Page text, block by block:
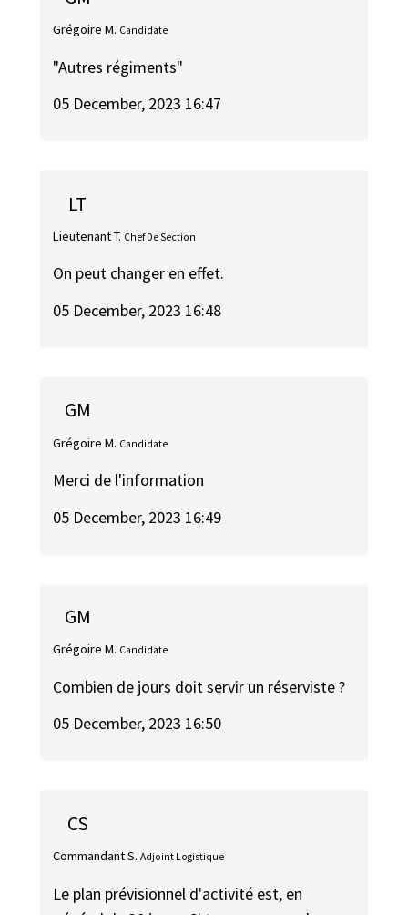
Grégoire M. Candidate
"Autres régiments"
05 December, 2023 16:47
LT
Lieutenant T. Chef De Section
On peut changer en effet.
05 December, 2023 16:48
GM
Grégoire M. Candidate
Merci de l'information
05 December, 2023 16:49
GM
Grégoire M. Candidate
Combien de jours doit servir un réserviste ?
05 December, 2023 16:50
CS
Commandant S. Adjoint Logistique
Le plan prévisionnel d'activité est, en